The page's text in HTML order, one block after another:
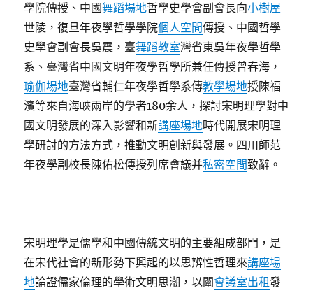
學院傳授、中國舞蹈場地哲學史學會副會長向小樹屋
世陵，復旦年夜學哲學學院個人空間傳授、中國哲學
史學會副會長吳震，臺舞蹈教室灣省東吳年夜學哲學
系、臺灣省中國文明年夜學哲學所兼任傳授曾春海，
瑜伽場地臺灣省輔仁年夜學哲學系傳教學場地授陳福
濱等來自海峽兩岸的學者180余人，探討宋明理學對中
國文明發展的深入影響和新講座場地時代開展宋明理
學研討的方法方式，推動文明創新與發展。四川師范
年夜學副校長陳佑松傳授列席會議并私密空間致辭。
宋明理學是儒學和中國傳統文明的主要組成部門，是
在宋代社會的新形勢下興起的以思辨性哲理來講座場
地論證儒家倫理的學術文明思潮，以闡會議室出租發